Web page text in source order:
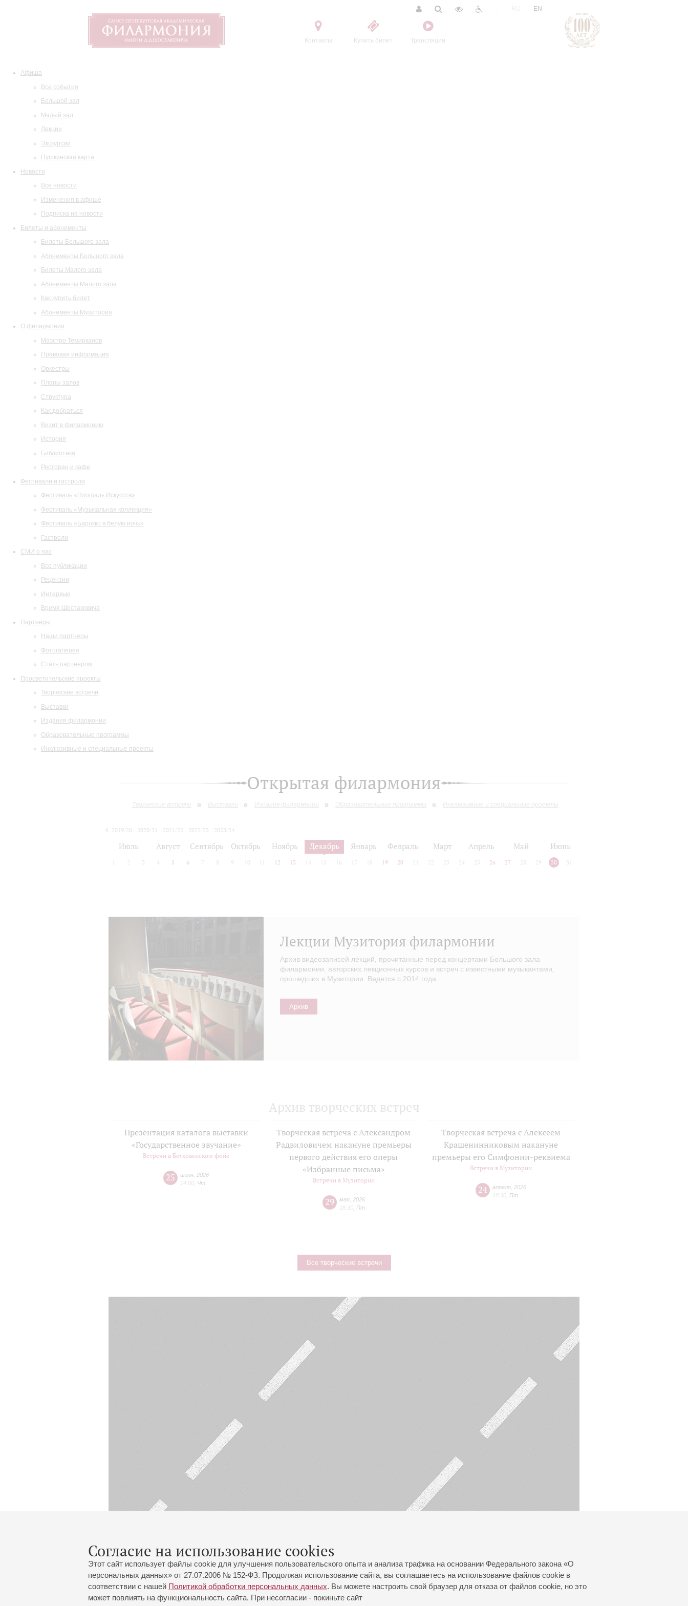
Контакты Купить билет Трансляции
EN
Афиша
Все события
Большой зал
Малый зал
Лекции
Экскурсии
Пушкинская карта
Новости
Все новости
Изменения в афише
Подписка на новости
Билеты и абонементы
Билеты Большого зала
Абонементы Большого зала
Билеты Малого зала
Абонементы Малого зала
Как купить билет
Абонементы Музитория
О филармонии
Маэстро Темирканов
Правовая информация
Оркестры
Планы залов
Структура
Как добраться
Визит в филармонию
История
Библиотека
Ресторан и кафе
Фестивали и гастроли
Фестиваль «Площадь Искусств»
Фестиваль «Музыкальная коллекция»
Фестиваль «Барокко в белую ночь»
Гастроли
СМИ о нас
Все публикации
Рецензии
Интервью
Время Шостаковича
Партнеры
Наши партнеры
Фотогалерея
Стать партнером
Просветительские проекты
Творческие встречи
Выставки
Издания филармонии
Образовательные программы
Инклюзивные и специальные проекты
Открытая филармония
Творческие встречи Выставки Издания филармонии Образовательные программы Инклюзивные и специальные проекты
Согласие на использование cookies
Этот сайт использует файлы cookie для улучшения пользовательского опыта и анализа трафика на основании Федерального закона «О
персональных данных» от 27.07.2006 № 152-ФЗ. Продолжая использование сайта, вы соглашаетесь на использование файлов cookie в
соответствии с нашей Политикой обработки персональных данных. Вы можете настроить свой браузер для отказа от файлов cookie, но это
может повлиять на функциональность сайта. При несогласии - покиньте сайт
2019/20 2020/21 2021/22 2022/23
2023/24
Июль Август Сентябрь Октябрь Ноябрь Декабрь Январь Февраль Март Апрель Май Июнь
2 3 4 5 6 7 8 9 10 12 13 14 15 16 17 18 19 20 21 22 23 24 25 26 27 28 29 30 31
Лекции Музитория филармонии
Архив видеозаписей лекций, прочитанные перед концертами Большого зала
филармонии, авторских лекционных курсов и встреч с известными музыкантами,
прошедших в Музитории. Ведется с 2014 года.
Архив
Архив творческих встреч
Презентация каталога выставки
«Государственное звучание»
Встречи в Бетховенском фойе
25 июня 2026
14:00 Чт
Творческая встреча с Александром
Радвиловичем накануне премьеры
первого действия его оперы
«Избранные письма»
Встречи в Музитории
29 мая, 2026
18:30, Пт
Творческая встреча с Алексеем
Крашенинниковым накануне
премьеры его Симфонии-реквиема
Встречи в Музитории
24 апреля 2026
18:30 Пт
Все творческие встречи
Большой зал:
191186, Санкт-Петербург, Михайловская ул., 2
Часы работы кассы Большого зала: с 11:00 до 20:30